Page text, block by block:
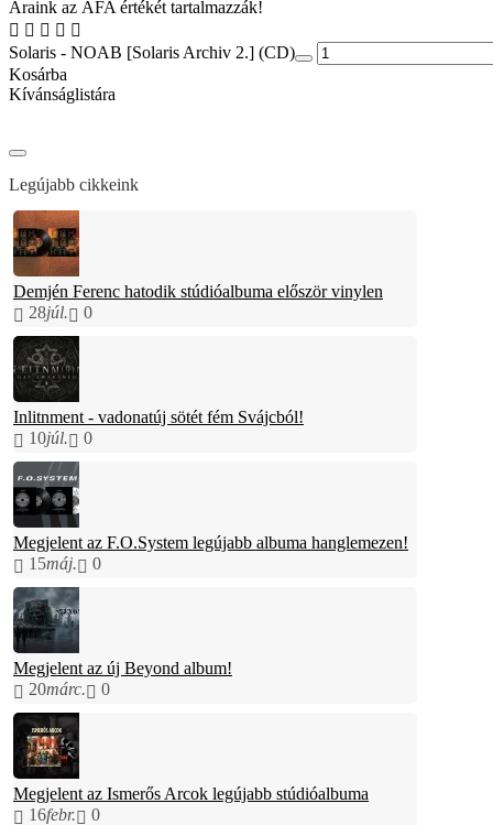
Áraink az ÁFA értékét tartalmazzák!
Solaris - NOAB [Solaris Archiv 2.] (CD)
Kosárba
Kívánságlistára
Legújabb cikkeink
Demjén Ferenc hatodik stúdióalbuma először vinylen
28júl. 0
Inlitnment - vadonatúj sötét fém Svájcból!
10júl. 0
Megjelent az F.O.System legújabb albuma hanglemezen!
15máj. 0
Megjelent az új Beyond album!
20márc. 0
Megjelent az Ismerős Arcok legújabb stúdióalbuma
16febr. 0